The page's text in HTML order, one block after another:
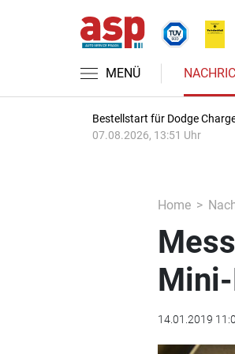
MENÜ
Bestellstart für Dodge
07.08.2026, 13:51 Uhr
Home
14.01.2019